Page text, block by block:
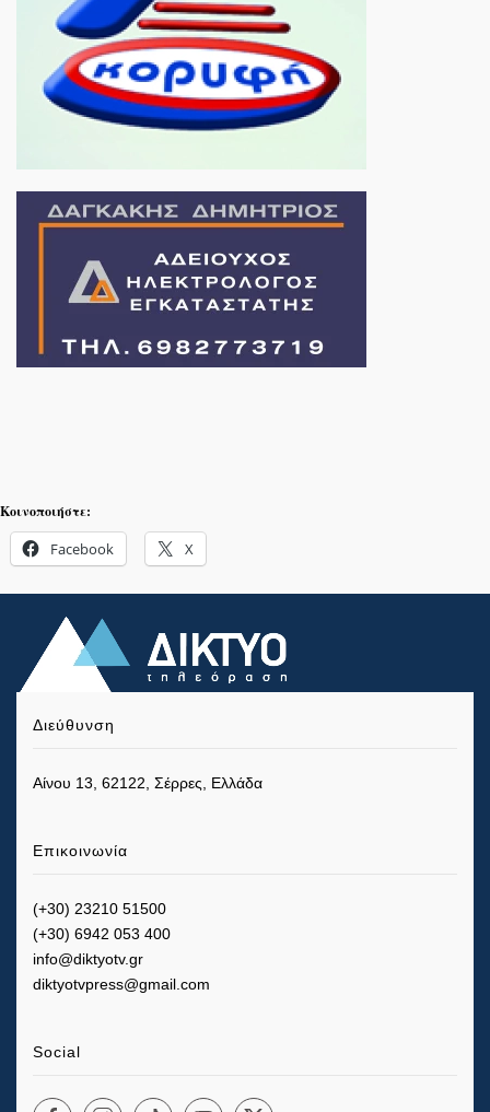
Κοινοποιήστε:
Facebook X
Διεύθυνση
Αίνου 13, 62122, Σέρρες, Ελλάδα
Επικοινωνία
(+30) 23210 51500
(+30) 6942 053 400
info@diktyotv.gr
diktyotvpress@gmail.com
Social